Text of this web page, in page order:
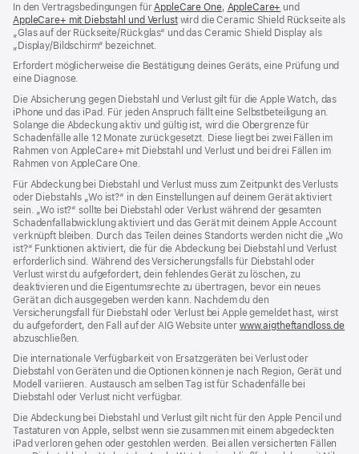
Fenster)
In den Vertragsbedingungen fürAppleCare One(Öffnet
ein
neues
, AppleCare+ (Öffnet
ein
neues
und
AppleCare+ mit Diebstahl und Verlust(Öffnet
ein
Fenster)
wird die Ceramic Shield Rückseite als
„Glas auf der Rückseite/Rückglas“ und das Ceramic Shield Display als
„Display/Bildschirm“ bezeichnet.
Erfordert möglicherweise die Bestätigung deines Geräts, eine Prüfung und
eine Diagnose.
Die Absicherung gegen Diebstahl und Verlust gilt für die Apple Watch, das
iPhone und das iPad. Für jeden Anspruch fällt eine Selbstbeteiligung an.
Solange die Abdeckung aktiv und gültig ist, wird die Obergrenze für
Schadenfälle alle 12 Monate zurückgesetzt. Diese liegt bei zwei Fällen im
Rahmen von AppleCare+ mit Diebstahl und Verlust und bei drei Fällen im
Rahmen von AppleCare One.
Für Abdeckung bei Diebstahl und Verlust muss zum Zeit­punkt des Verlusts
oder Dieb­stahls „Wo ist?“ in den Einstellungen auf deinem Gerät aktiviert
sein. „Wo ist?“ sollte bei Diebstahl oder Verlust während der gesamten
Schadenfallabwicklung aktiviert und das Gerät mit deinem Apple Account
verknüpft bleiben. Durch das Teilen deines Standorts werden nicht die „Wo
ist?“ Funktionen aktiviert, die für die Abdeckung bei Diebstahl und Verlust
erforderlich sind. Während des Versicherungs­falls für Diebstahl oder
Verlust wirst du aufgefordert, dein fehlendes Gerät zu löschen, zu
deaktivieren und die Eigentums­rechte zu übertragen, bevor ein neues
Gerät an dich ausgegeben werden kann. Nachdem du den
Versicherungsfall für Diebstahl oder Verlust bei Apple gemeldet hast, wirst
du aufgefordert, den Fall auf der AIG Website unter www.aigtheftandloss.de
abzuschließen.
Die internationale Verfügbarkeit von Ersatzgeräten bei Verlust oder
Diebstahl von Geräten und die Optionen können je nach Region, Gerät und
Modell variieren. Austausch am selben Tag ist für Schadenfälle bei
Diebstahl oder Verlust nicht verfügbar.
Die Abdeckung bei Diebstahl und Verlust gilt nicht für den Apple Pencil und
Tastaturen von Apple, selbst wenn sie zusammen mit einem abgedeckten
iPad verloren gehen oder gestohlen werden. Bei allen versicherten Fällen